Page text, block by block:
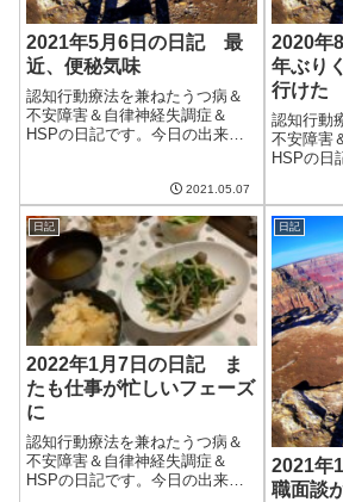
2021年5月6日の日記 最
近、便秘気味
認知行動療法を兼ねたうつ病＆
不安障害＆自律神経失調症＆
HSPの日記です。今日の出来事
た。散歩していても背中に当た
る日差しが痛いほど。そして、
庭で作業をしていたら今年初め
て蚊に刺されてし...
2021.05.07
2020年
年ぶり
行けた
認知行動
不安障害
HSPの日
雨が降
は降らず
される天
しっかり
い。今日
日記
2022年1月7日の日記 ま
たも仕事が忙しいフェーズ
に
認知行動療法を兼ねたうつ病＆
不安障害＆自律神経失調症＆
HSPの日記です。今日の出来事
日記
2021年
職面談